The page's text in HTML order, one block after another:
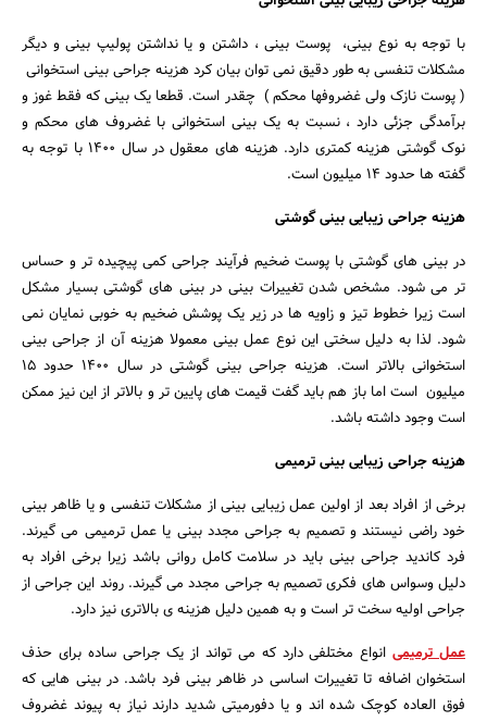
با توجه به نوع بینی، پوست بینی ، داشتن و یا نداشتن پولیپ بینی و دیگر
مشکلات تنفسی به طور دقیق نمی توان بیان کرد هزینه جراحی بینی استخوانی
( پوست نازک ولی غضروفها محکم ) چقدر است. قطعا یک بینی که فقط غوز و
برآمدگی جزئی دارد ، نسبت به یک بینی استخوانی با غضروف های محکم و
نوک گوشتی هزینه کمتری دارد. هزینه های معقول در سال ۱۴۰۰ با توجه به
گفته ها حدود ۱۴ میلیون است.
هزینه جراحی زیبایی بینی گوشتی
در بینی های گوشتی با پوست ضخیم فرآیند جراحی کمی پیچیده تر و حساس
تر می شود. مشخص شدن تغییرات بینی در بینی های گوشتی بسیار مشکل
است زیرا خطوط تیز و زاویه ها در زیر یک پوشش ضخیم به خوبی نمایان نمی
شود. لذا به دلیل سختی این نوع عمل بینی معمولا هزینه آن از جراحی بینی
استخوانی بالاتر است. هزینه جراحی بینی گوشتی در سال ۱۴۰۰ حدود ۱۵
میلیون است اما باز هم باید گفت قیمت های پایین تر و بالاتر از این نیز ممکن
است وجود داشته باشد.
هزینه جراحی زیبایی بینی ترمیمی
برخی از افراد بعد از اولین عمل زیبایی بینی از مشکلات تنفسی و یا ظاهر بینی
خود راضی نیستند و تصمیم به جراحی مجدد بینی یا عمل ترمیمی می گیرند.
فرد کاندید جراحی بینی باید در سلامت کامل روانی باشد زیرا برخی افراد به
دلیل وسواس های فکری تصمیم به جراحی مجدد می گیرند. روند این جراحی از
جراحی اولیه سخت تر است و به همین دلیل هزینه ی بالاتری نیز دارد.
عمل ترمیمیانواع مختلفی دارد که می تواند از یک جراحی ساده برای حذف
استخوان اضافه تا تغییرات اساسی در ظاهر بینی فرد باشد. در بینی هایی که
فوق العاده کوچک شده اند و یا دفورمیتی شدید دارند نیاز به پیوند غضروف